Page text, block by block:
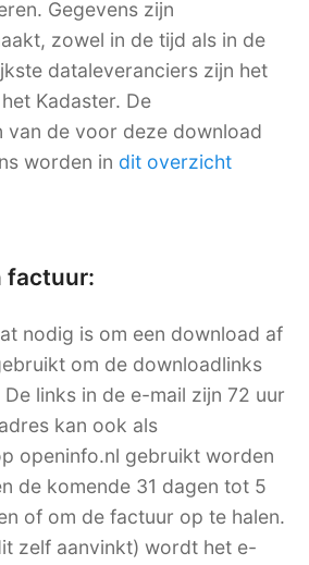
Gegevens zijn
zowel in de tijd als in de
dataleveranciers zijn het
Kadaster. De
van de voor deze download
worden in dit overzicht
factuur:
nodig is om een download af
om de downloadlinks
links in de e-mail zijn 72 uur
kan ook als
openinfo.nl gebruikt worden
de komende 31 dagen tot 5
of om de factuur op te halen.
zelf aanvinkt) wordt het e-